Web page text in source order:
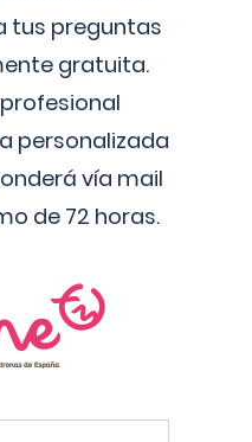
tus preguntas
gratuita.
personalizada
vía mail
de 72 horas.